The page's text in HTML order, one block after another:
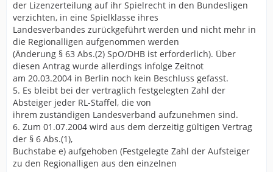
der Lizenzerteilung auf ihr Spielrecht in den Bundesligen
verzichten, in eine Spielklasse ihres
Landesverbandes zurückgeführt werden und nicht mehr in
die Regionalligen aufgenommen werden
(Änderung § 63 Abs.(2) SpO/DHB ist erforderlich). Über
diesen Antrag wurde allerdings infolge Zeitnot
am 20.03.2004 in Berlin noch kein Beschluss gefasst.
5. Es bleibt bei der vertraglich festgelegten Zahl der
Absteiger jeder RL-Staffel, die von
ihrem zuständigen Landesverband aufzunehmen sind.
6. Zum 01.07.2004 wird aus dem derzeitig gültigen Vertrag
der § 6 Abs.(1),
Buchstabe e) aufgehoben (Festgelegte Zahl der Aufsteiger
zu den Regionalligen aus den einzelnen